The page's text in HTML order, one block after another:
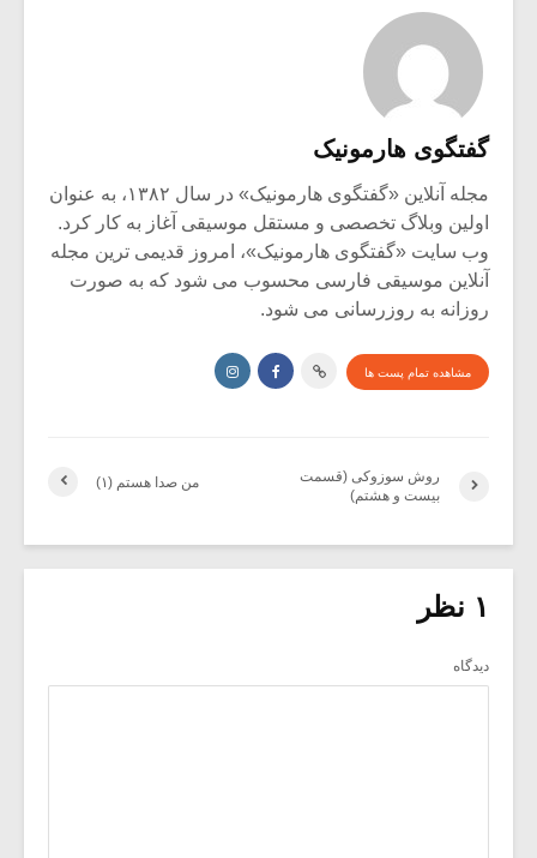
گفتگوی هارمونیک
مجله آنلاین «گفتگوی هارمونیک» در سال ۱۳۸۲، به عنوان
اولین وبلاگ تخصصی و مستقل موسیقی آغاز به کار کرد.
وب سایت «گفتگوی هارمونیک»، امروز قدیمی ترین مجله
آنلاین موسیقی فارسی محسوب می شود که به صورت
روزانه به روزرسانی می شود.
مشاهده تمام پست ها
من صدا هستم (۱)
روش سوزوکی (قسمت
بیست و هشتم)
۱ نظر
دیدگاه